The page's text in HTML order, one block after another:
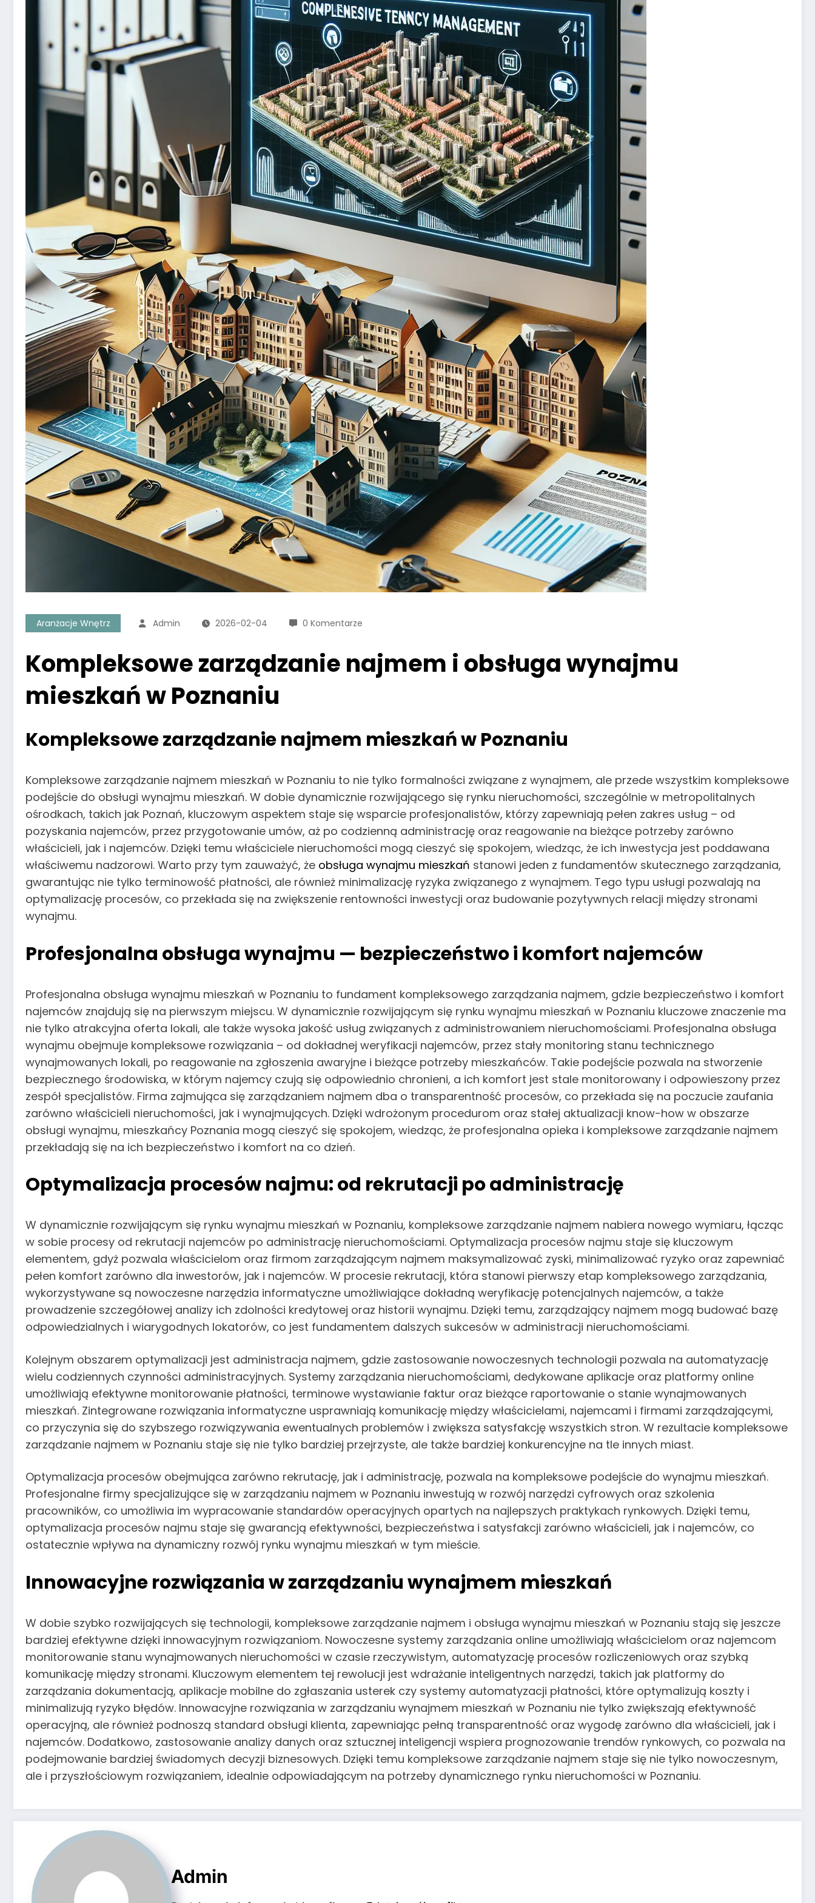
Aranżacje Wnętrz Admin 2026-02-04 0 Komentarze
Kompleksowe zarządzanie najmem i obsługa wynajmu
mieszkań w Poznaniu
Kompleksowe zarządzanie najmem mieszkań w Poznaniu
Kompleksowe zarządzanie najmem mieszkań w Poznaniu to nie tylko formalności związane z wynajmem, ale przede wszystkim kompleksowe
podejście do obsługi wynajmu mieszkań. W dobie dynamicznie rozwijającego się rynku nieruchomości, szczególnie w metropolitalnych
ośrodkach, takich jak Poznań, kluczowym aspektem staje się wsparcie profesjonalistów, którzy zapewniają pełen zakres usług – od
pozyskania najemców, przez przygotowanie umów, aż po codzienną administrację oraz reagowanie na bieżące potrzeby zarówno
właścicieli, jak i najemców. Dzięki temu właściciele nieruchomości mogą cieszyć się spokojem, wiedząc, że ich inwestycja jest poddawana
właściwemu nadzorowi. Warto przy tym zauważyć, że obsługa wynajmu mieszkań stanowi jeden z fundamentów skutecznego zarządzania,
gwarantując nie tylko terminowość płatności, ale również minimalizację ryzyka związanego z wynajmem. Tego typu usługi pozwalają na
optymalizację procesów, co przekłada się na zwiększenie rentowności inwestycji oraz budowanie pozytywnych relacji między stronami
wynajmu.
Profesjonalna obsługa wynajmu — bezpieczeństwo i komfort najemców
Profesjonalna obsługa wynajmu mieszkań w Poznaniu to fundament kompleksowego zarządzania najmem, gdzie bezpieczeństwo i komfort
najemców znajdują się na pierwszym miejscu. W dynamicznie rozwijającym się rynku wynajmu mieszkań w Poznaniu kluczowe znaczenie ma
nie tylko atrakcyjna oferta lokali, ale także wysoka jakość usług związanych z administrowaniem nieruchomościami. Profesjonalna obsługa
wynajmu obejmuje kompleksowe rozwiązania – od dokładnej weryfikacji najemców, przez stały monitoring stanu technicznego
wynajmowanych lokali, po reagowanie na zgłoszenia awaryjne i bieżące potrzeby mieszkańców. Takie podejście pozwala na stworzenie
bezpiecznego środowiska, w którym najemcy czują się odpowiednio chronieni, a ich komfort jest stale monitorowany i odpowieszony przez
zespół specjalistów. Firma zajmująca się zarządzaniem najmem dba o transparentność procesów, co przekłada się na poczucie zaufania
zarówno właścicieli nieruchomości, jak i wynajmujących. Dzięki wdrożonym procedurom oraz stałej aktualizacji know-how w obszarze
obsługi wynajmu, mieszkańcy Poznania mogą cieszyć się spokojem, wiedząc, że profesjonalna opieka i kompleksowe zarządzanie najmem
przekładają się na ich bezpieczeństwo i komfort na co dzień.
Optymalizacja procesów najmu: od rekrutacji po administrację
W dynamicznie rozwijającym się rynku wynajmu mieszkań w Poznaniu, kompleksowe zarządzanie najmem nabiera nowego wymiaru, łącząc
w sobie procesy od rekrutacji najemców po administrację nieruchomościami. Optymalizacja procesów najmu staje się kluczowym
elementem, gdyż pozwala właścicielom oraz firmom zarządzającym najmem maksymalizować zyski, minimalizować ryzyko oraz zapewniać
pełen komfort zarówno dla inwestorów, jak i najemców. W procesie rekrutacji, która stanowi pierwszy etap kompleksowego zarządzania,
wykorzystywane są nowoczesne narzędzia informatyczne umożliwiające dokładną weryfikację potencjalnych najemców, a także
prowadzenie szczegółowej analizy ich zdolności kredytowej oraz historii wynajmu. Dzięki temu, zarządzający najmem mogą budować bazę
odpowiedzialnych i wiarygodnych lokatorów, co jest fundamentem dalszych sukcesów w administracji nieruchomościami.
Kolejnym obszarem optymalizacji jest administracja najmem, gdzie zastosowanie nowoczesnych technologii pozwala na automatyzację
wielu codziennych czynności administracyjnych. Systemy zarządzania nieruchomościami, dedykowane aplikacje oraz platformy online
umożliwiają efektywne monitorowanie płatności, terminowe wystawianie faktur oraz bieżące raportowanie o stanie wynajmowanych
mieszkań. Zintegrowane rozwiązania informatyczne usprawniają komunikację między właścicielami, najemcami i firmami zarządzającymi,
co przyczynia się do szybszego rozwiązywania ewentualnych problemów i zwiększa satysfakcję wszystkich stron. W rezultacie kompleksowe
zarządzanie najmem w Poznaniu staje się nie tylko bardziej przejrzyste, ale także bardziej konkurencyjne na tle innych miast.
Optymalizacja procesów obejmująca zarówno rekrutację, jak i administrację, pozwala na kompleksowe podejście do wynajmu mieszkań.
Profesjonalne firmy specjalizujące się w zarządzaniu najmem w Poznaniu inwestują w rozwój narzędzi cyfrowych oraz szkolenia
pracowników, co umożliwia im wypracowanie standardów operacyjnych opartych na najlepszych praktykach rynkowych. Dzięki temu,
optymalizacja procesów najmu staje się gwarancją efektywności, bezpieczeństwa i satysfakcji zarówno właścicieli, jak i najemców, co
ostatecznie wpływa na dynamiczny rozwój rynku wynajmu mieszkań w tym mieście.
Innowacyjne rozwiązania w zarządzaniu wynajmem mieszkań
W dobie szybko rozwijających się technologii, kompleksowe zarządzanie najmem i obsługa wynajmu mieszkań w Poznaniu stają się jeszcze
bardziej efektywne dzięki innowacyjnym rozwiązaniom. Nowoczesne systemy zarządzania online umożliwiają właścicielom oraz najemcom
monitorowanie stanu wynajmowanych nieruchomości w czasie rzeczywistym, automatyzację procesów rozliczeniowych oraz szybką
komunikację między stronami. Kluczowym elementem tej rewolucji jest wdrażanie inteligentnych narzędzi, takich jak platformy do
zarządzania dokumentacją, aplikacje mobilne do zgłaszania usterek czy systemy automatyzacji płatności, które optymalizują koszty i
minimalizują ryzyko błędów. Innowacyjne rozwiązania w zarządzaniu wynajmem mieszkań w Poznaniu nie tylko zwiększają efektywność
operacyjną, ale również podnoszą standard obsługi klienta, zapewniając pełną transparentność oraz wygodę zarówno dla właścicieli, jak i
najemców. Dodatkowo, zastosowanie analizy danych oraz sztucznej inteligencji wspiera prognozowanie trendów rynkowych, co pozwala na
podejmowanie bardziej świadomych decyzji biznesowych. Dzięki temu kompleksowe zarządzanie najmem staje się nie tylko nowoczesnym,
ale i przyszłościowym rozwiązaniem, idealnie odpowiadającym na potrzeby dynamicznego rynku nieruchomości w Poznaniu.
Admin